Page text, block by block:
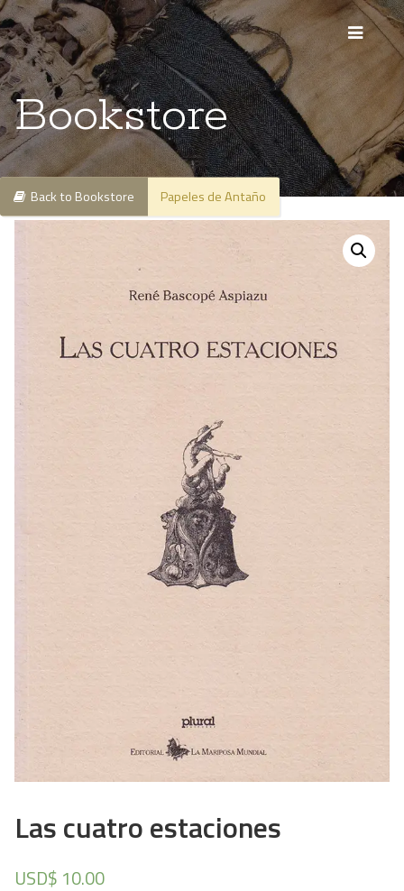
Bookstore
Back to Bookstore Papeles de Antaño
Las cuatro estaciones
USD$ 10.00